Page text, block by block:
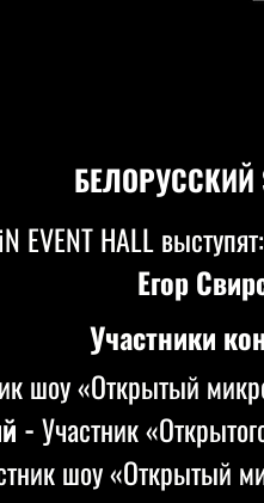
БЕЛОРУССКИЙ
EVENT HALL выступят:
Егор
Участники
шоу «Открытый
-Участник
шоу «Открытый